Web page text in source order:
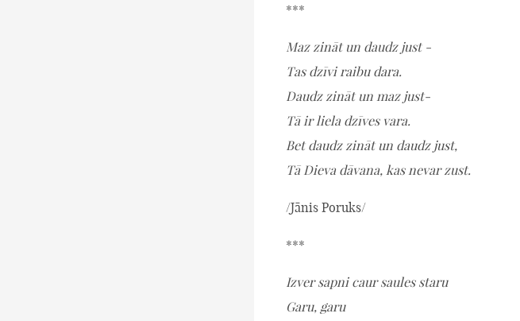
***
Maz zināt un daudz just -
Tas dzīvi raibu dara.
Daudz zināt un maz just-
Tā ir liela dzīves vara.
Bet daudz zināt un daudz just,
Tā Dieva dāvana, kas nevar zust.
/Jānis Poruks/
***
Izver sapni caur saules staru
Garu, garu